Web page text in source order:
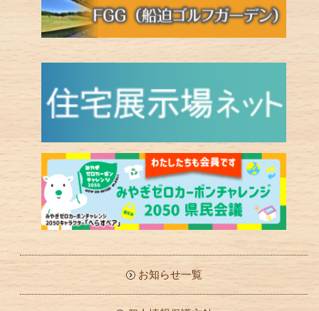
お知らせ一覧